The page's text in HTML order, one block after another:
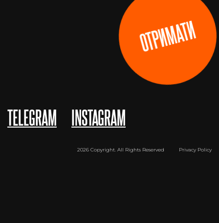
ОТРИМАТИ
TELEGRAM INSTAGRAM
2026 Copyright. All Rights Reserved Privacy Policy